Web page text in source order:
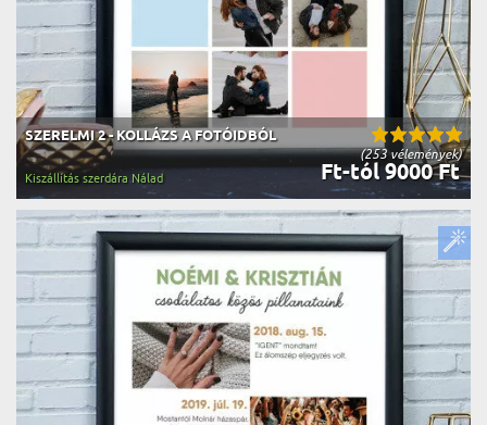
(253 vélemények)
SZERELMI 2 - KOLLÁZS A FOTÓIDBÓL
Ft-tól 9000 Ft
Kiszállítás szerdára Nálad